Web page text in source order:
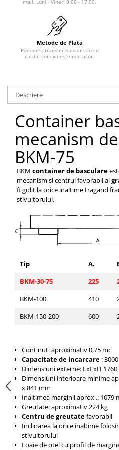
Pozitionere de sudura
Instalatii de rotire
Platforme foarfeca
Nacela stivuitor
Translator stivuitor
Prelungitor lame stivuitor CAM
Cleste ridicare butoi
mail, Luni - Vineri 9:00 - 17:00.
Metode de Plata
Ramburs, transfer bancar sau cu
cardul cum va este mai usor.
Descriere
Container
mecanism
BKM-75
BKM container de basculare
mecanism si centrul favorabil al
fi golit la orice inaltime tragand
stivuitorului.
Tip A.
BKM-30-75
225
BKM-100
410
BKM-150-200
600
Continut: aproximativ 0,75 mc
Capacitate de incarcare:
Dimensiuni externe: LxLxH
Dimensiuni interioare minime
x 841 mm
Inaltimea marginii aprox .: 1079
Greutate: aproximativ224kg
Centru de greutatefavorabil
Inclinarea la orice inaltime
stivuitorului
Foaie de otel cu profil de